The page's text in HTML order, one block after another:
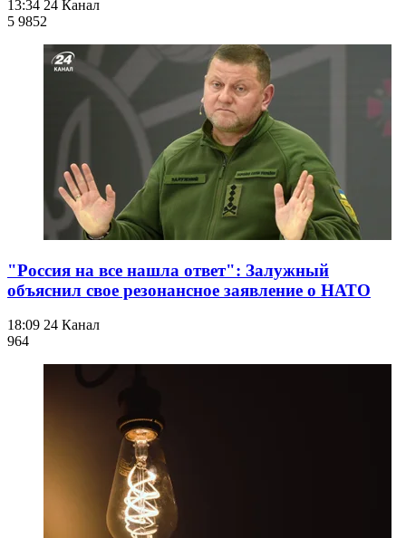
13:34 24 Канал
5 9852
"Россия на все нашла ответ": Залужный
объяснил свое резонансное заявление о НАТО
18:09 24 Канал
964